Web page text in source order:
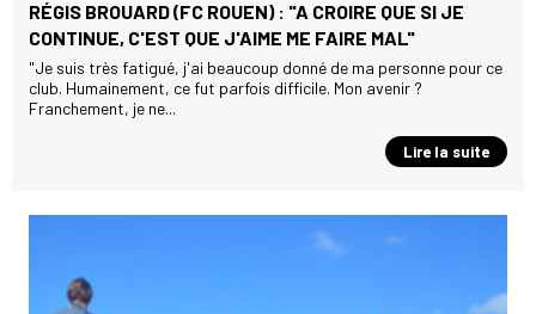
RÉGIS BROUARD (FC ROUEN) : "A CROIRE QUE SI JE
CONTINUE, C'EST QUE J'AIME ME FAIRE MAL"
"Je suis très fatigué, j'ai beaucoup donné de ma personne pour ce
club. Humainement, ce fut parfois difficile. Mon avenir ?
Franchement, je ne...
Lire la suite